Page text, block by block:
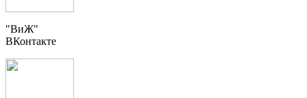
"ВиЖ"
ВКонтакте